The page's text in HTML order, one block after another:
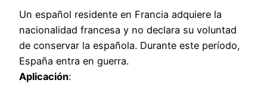
Un español residente en Francia adquiere la
nacionalidad francesa y no declara su voluntad
de conservar la española. Durante este período,
España entra en guerra.
Aplicación: